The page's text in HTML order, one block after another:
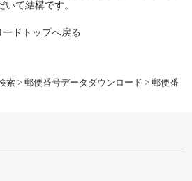
索> 郵便番号データダウンロード > 郵便番
て結構です。
ドトップへ戻る